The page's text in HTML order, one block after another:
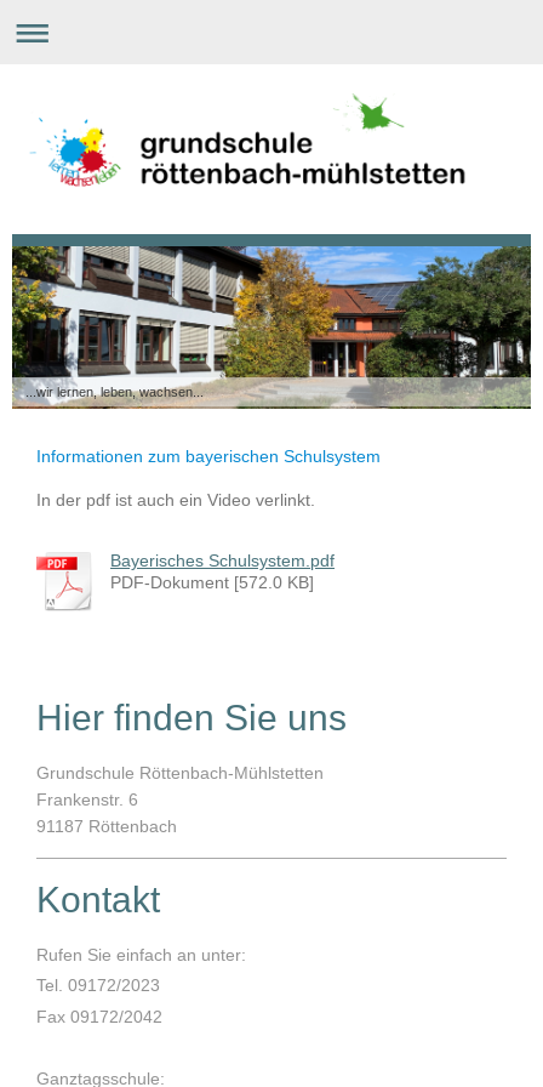
...wir lernen, leben, wachsen...
Informationen zum bayerischen Schulsystem
In der pdf ist auch ein Video verlinkt.
Bayerisches Schulsystem.pdf
PDF-Dokument [572.0 KB]
Hier finden Sie uns
Grundschule Röttenbach-Mühlstetten
Frankenstr. 6
91187 Röttenbach
Kontakt
Rufen Sie einfach an unter:
Tel. 09172/2023
Fax 09172/2042
Ganztagsschule: